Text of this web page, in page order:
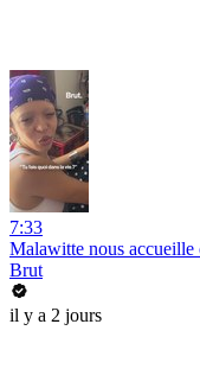
7:33
Malawitte nous accueille
Brut
il y a 2 jours